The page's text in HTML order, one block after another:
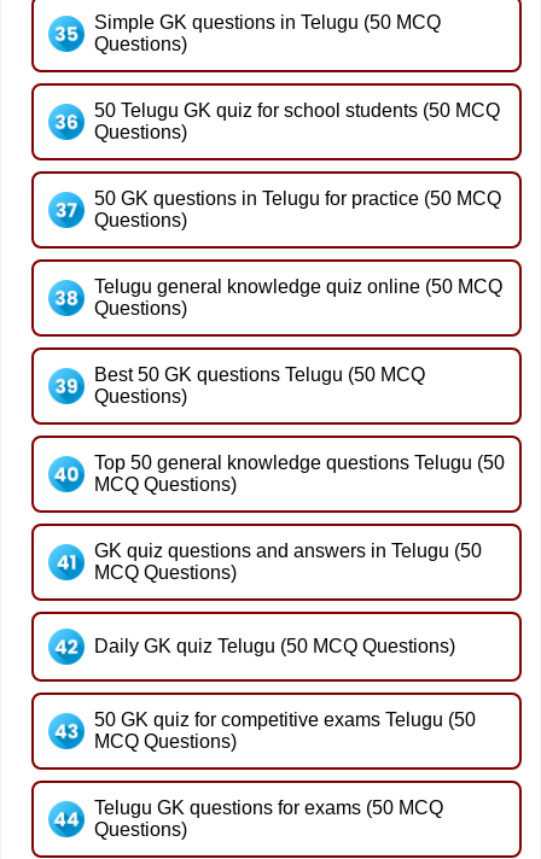
Simple GK questions in Telugu (50 MCQ
Questions)
50 Telugu GK quiz for school students (50 MCQ
Questions)
50 GK questions in Telugu for practice (50 MCQ
Questions)
Telugu general knowledge quiz online (50 MCQ
Questions)
Best 50 GK questions Telugu (50 MCQ
Questions)
Top 50 general knowledge questions Telugu (50
MCQ Questions)
GK quiz questions and answers in Telugu (50
MCQ Questions)
Daily GK quiz Telugu (50 MCQ Questions)
50 GK quiz for competitive exams Telugu (50
MCQ Questions)
Telugu GK questions for exams (50 MCQ
Questions)